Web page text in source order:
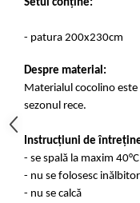
Setul conține:
- patura 200x230cm
Despre material:
Materialul cocolino
sezonul rece.
Instrucțiuni de
- se spală la maxim
- nu se folosesc
- nu se calcă